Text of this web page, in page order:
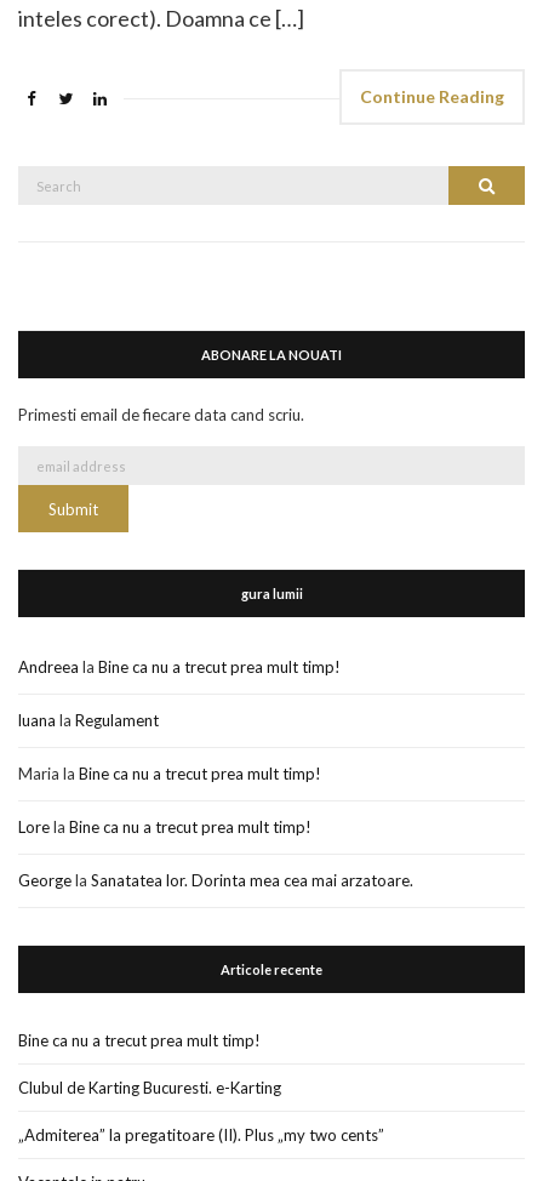
inteles corect). Doamna ce […]
Continue Reading
Search
ABONARE LA NOUATI
Primesti email de fiecare data cand scriu.
gura lumii
Andreea la Bine ca nu a trecut prea mult timp!
luana la Regulament
Maria la Bine ca nu a trecut prea mult timp!
Lorela Bine ca nu a trecut prea mult timp!
Georgela Sanatatea lor. Dorinta mea cea mai arzatoare.
Articole recente
Bine ca nu a trecut prea mult timp!
Clubul de Karting Bucuresti. e-Karting
„Admiterea” la pregatitoare (II). Plus „my two cents”